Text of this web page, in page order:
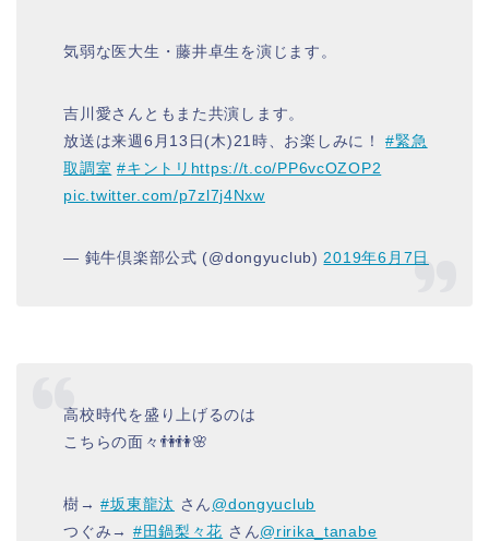
気弱な医大生・藤井卓生を演じます。
吉川愛さんともまた共演します。
放送は来週6月13日(木)21時、お楽しみに！#緊急
取調室 #キントリ https://t.co/PP6vcOZOP2
pic.twitter.com/p7zl7j4Nxw
— 鈍牛倶楽部公式 (@dongyuclub) 2019年6月7日
高校時代を盛り上げるのは
こちらの面々👫👫🌸
樹→#坂東龍汰 さん@dongyuclub
つぐみ→ #田鍋梨々花 さん@ririka_tanabe